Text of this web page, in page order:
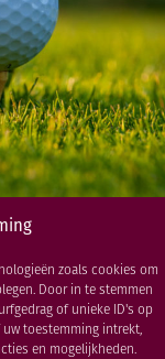
zoals cookies om
Door in te stemmen
of unieke ID's op
uw toestemming intrekt,
en mogelijkheden.
8